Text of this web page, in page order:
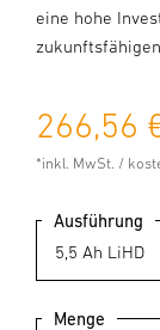
eine hohe
266,56
*inkl. MwSt. /
Ausführung
Menge